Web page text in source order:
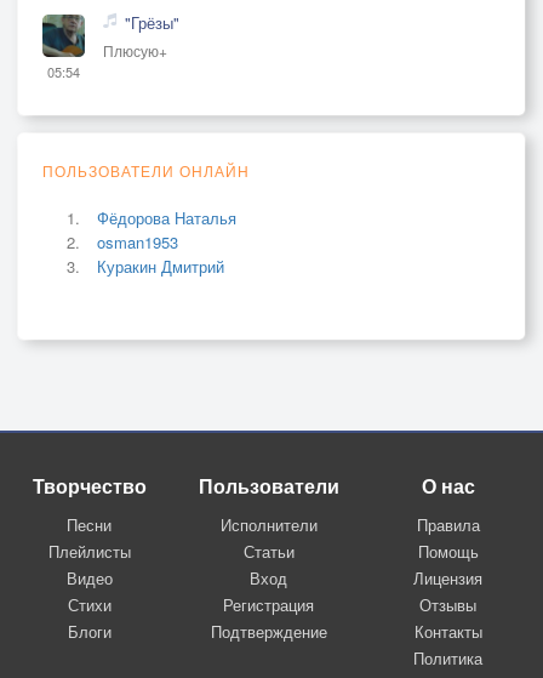
05:54
"Грёзы"
Плюсую+
ПОЛЬЗОВАТЕЛИ ОНЛАЙН
Фёдорова Наталья
osman1953
Куракин Дмитрий
Творчество
Песни
Плейлисты
Видео
Стихи
Блоги
Пользователи
Исполнители
Статьи
Вход
Регистрация
Подтверждение
О нас
Правила
Помощь
Лицензия
Отзывы
Контакты
Политика